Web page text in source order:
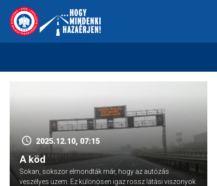
content
kreszvaltozas.hu
2025.12.10, 07:15
A köd
Sokan, sokszor elmondták már, hogy az autózás
veszélyes üzem. Ez különösen igaz rossz látási viszonyok